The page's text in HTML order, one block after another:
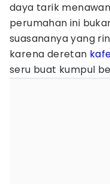
daya tarik
perumahan ini
suasananya yang
karena deretan
seru buat kumpul